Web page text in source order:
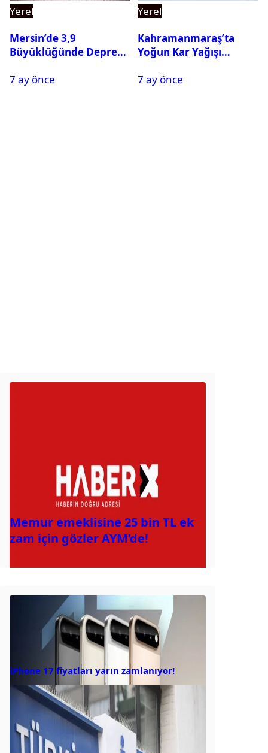
Yerel
Mersin’de 3,9
Büyüklüğünde Deprem
7 ay önce
Yerel
Kahramanmaraş’ta
Yoğun Kar Yağışı
Tatil
7 ay önce
Memur emeklisine 25 bin TL ek
zam için gözler AYM’de!
iPhone 17 fiyatları yarın zamlanıyor!